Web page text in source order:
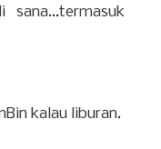
sana...termasuk
kalau liburan.